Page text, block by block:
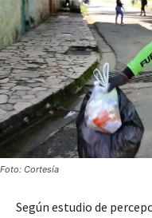
Foto: Cortesía
Según estudio de